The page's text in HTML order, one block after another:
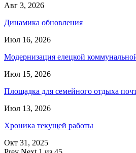
Авг 3, 2026
Динамика обновления
Июл 16, 2026
Модернизация елецкой
Июл 15, 2026
Площадка для семейного отдыха
Июл 13, 2026
Хроника текущей работы
Окт 31, 2025